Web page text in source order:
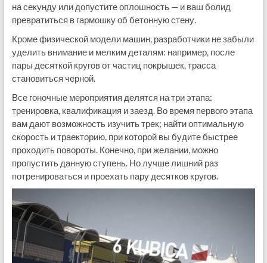
на секунду или допустите оплошность — и ваш болид
превратиться в гармошку об бетонную стену.
Кроме физической модели машин, разработчики не забыли
уделить внимание и мелким деталям: например, после
пары десяткой кругов от частиц покрышек, трасса
становиться черной.
Все гоночные мероприятия делятся на три этапа:
тренировка, квалификация и заезд. Во время первого этапа
вам дают возможность изучить трек; найти оптимальную
скорость и траекторию, при которой вы будите быстрее
проходить повороты. Конечно, при желании, можно
пропустить данную ступень. Но лучше лишний раз
потренироваться и проехать пару десятков кругов.